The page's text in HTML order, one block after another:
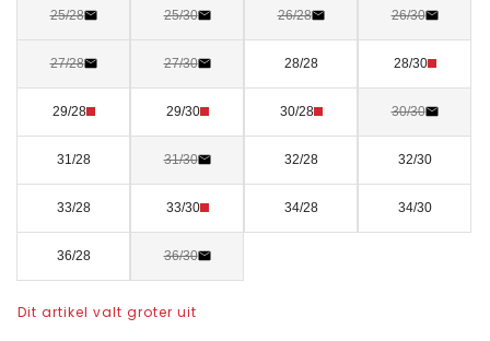
25/28 25/30 26/28 26/30
27/28 27/30 28/28 28/30
29/28 29/30 30/28 30/30
31/28 31/30 32/28 32/30
33/28 33/30 34/28 34/30
36/28 36/30
Dit artikel valt groter uit